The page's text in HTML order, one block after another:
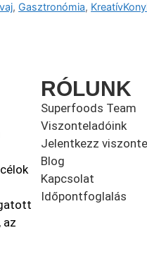
, Gasztronómia,
az
RÓLUNK
Superfoods Team
Viszonteladóink
Jelentkezz
Blog
Kapcsolat
Időpontfoglalás